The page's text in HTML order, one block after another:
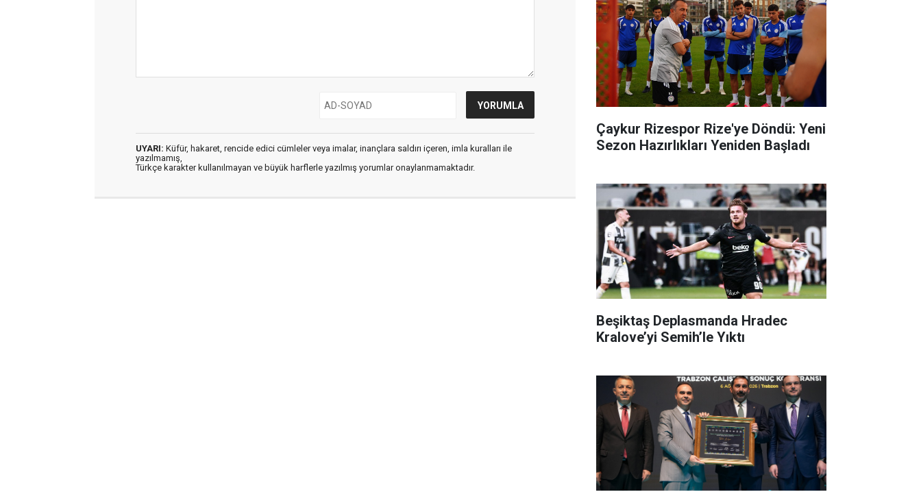
UYARI: Küfür, hakaret, rencide edici cümleler veya imalar, inançlara saldırı içeren, imla kuralları ile
yazılmamış,
Türkçe karakter kullanılmayan ve büyük harflerle yazılmış yorumlar onaylanmamaktadır.
Çaykur Rizespor Rize'ye Döndü: Yeni
Sezon Hazırlıkları Yeniden Başladı
Beşiktaş Deplasmanda Hradec
Kralove’yi Semih’le Yıktı